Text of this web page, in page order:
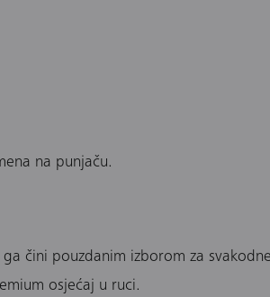
na punjaču.
čini pouzdanim izborom za
osjećaj u ruci.